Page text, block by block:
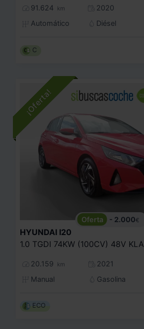
91.624 km
2020
Automático
Diésel
C
- 2.000€
HYUNDAI I20
20.159 km
2021
Manual
Gasolina
ECO